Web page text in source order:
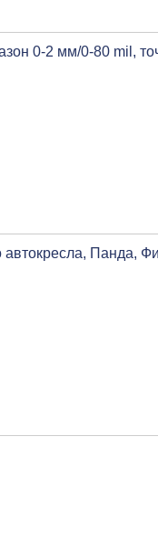
0-2 мм/0-80 mil,
автокресла, Панда,